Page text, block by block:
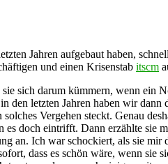
Jahren aufgebaut haben,
und einen Krisenstab itscm
sich darum kümmern, wenn ein
den letzten Jahren haben wir
Vergehen steckt. Genau
doch eintrifft. Dann erzählte sie
an. Ich war schockiert, als sie
dass es schön wäre, wenn sie